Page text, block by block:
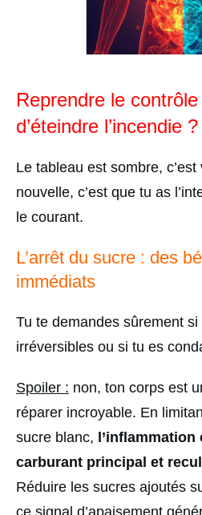
Reprendre le
d’éteindre l’incendie ?
Le tableau est sombre,
nouvelle, c’est que tu as
le courant.
L’arrêt du sucre : des
immédiats
Tu te demandes sûrement
irréversibles ou si tu es
Spoiler : non, ton corps est
réparer incroyable. En
sucre blanc,
carburant principal et
Réduire les sucres ajoutés
ce signal d’apaisement